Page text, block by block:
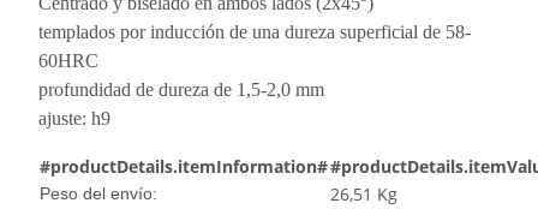
templados por inducción de una dureza superficial de 58-
60HRC
profundidad de dureza de 1,5-2,0 mm
ajuste: h9
#productDetails.itemInformation#
Peso del envío: 26,51 Kg